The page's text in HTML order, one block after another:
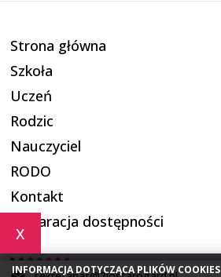
x
INFORMACJA DOTYCZĄCA PLIKÓW COOKIES
Strona główna
Szkoła
Uczeń
Rodzic
Nauczyciel
RODO
Kontakt
Deklaracja dostępności